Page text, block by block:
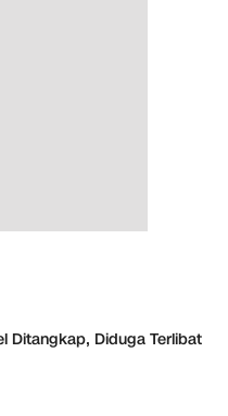
Ditangkap, Diduga Terlibat